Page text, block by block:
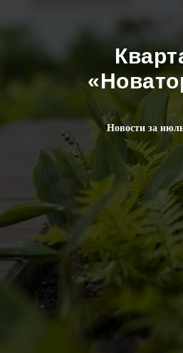
Новости за